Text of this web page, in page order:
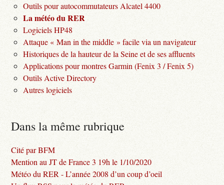
Outils pour autocommutateurs Alcatel 4400
La météo du RER
Logiciels HP48
Attaque « Man in the middle » facile via un navigateur
Historiques de la hauteur de la Seine et de ses affluents
Applications pour montres Garmin (Fenix 3 / Fenix 5)
Outils Active Directory
Autres logiciels
Dans la même rubrique
Cité par BFM
Mention au JT de France 3 19h le 1/10/2020
Météo du RER - L’année 2008 d’un coup d’oeil